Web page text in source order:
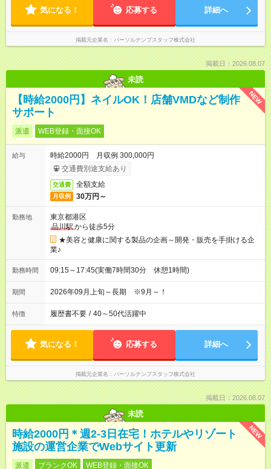
気になる！ 応募する 詳細へ
掲載元企業名 パーソルテンプスタッフ株式会社
掲載日：2026.08.07
未読
NEW
【時給2000円】ネイルOK！店舗VMDなど制作
サポート
派遣 WEB登録・面接OK
給与
時給2000円 月収例 300,000円
交通費別途支給あり
交通費 全額支給
月収例 30万円～
勤務地
東京都港区
品川駅から徒歩5分
★美容と健康に関する製品の企画～開発・販売を手掛ける企
業♪
勤務時間 09:15～17:45(実働7時間30分 休憩1時間)
期間 2026年09月上旬～長期 ※9月～！
特徴 履歴書不要 / 40～50代活躍中
気になる！ 応募する 詳細へ
掲載元企業名 パーソルテンプスタッフ株式会社
掲載日：2026.08.07
未読
NEW
時給2000円＊週2-3日在宅！ホテルやリゾート
施設の運営企業でWebサイト更新
派遣 ブランクOK WEB登録・面接OK